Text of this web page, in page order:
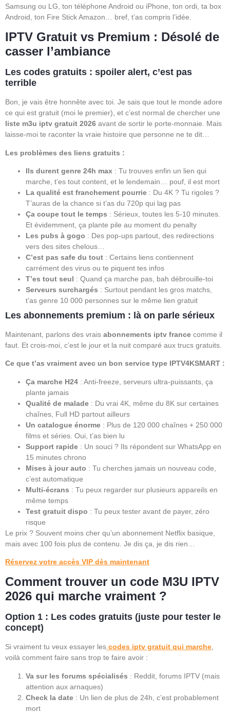
Samsung ou LG, ton téléphone Android ou iPhone, ton ordi, ta box
Android, ton Fire Stick Amazon… bref, t’as compris l’idée.
IPTV Gratuit vs Premium : Désolé de
casser l’ambiance
Les codes gratuits : spoiler alert, c’est pas
terrible
Bon, je vais être honnête avec toi. Je sais que tout le monde adore
ce qui est gratuit (moi le premier), et c’est normal de chercher une
liste m3u iptv gratuit 2026 avant de sortir le porte-monnaie. Mais
laisse-moi te raconter la vraie histoire que personne ne te dit…
Les problèmes des liens gratuits :
Ils durent genre 24h max : Tu trouves enfin un lien qui
marche, t’es tout content, et le lendemain… pouf, il est mort
La qualité est franchement pourrie : Du 4K ? Tu rigoles ?
T’auras de la chance si t’as du 720p qui lag pas
Ça coupe tout le temps : Sérieux, toutes les 5-10 minutes.
Et évidemment, ça plante pile au moment du penalty
Les pubs à gogo : Des pop-ups partout, des redirections
vers des sites chelous…
C’est pas safe du tout : Certains liens contiennent
carrément des virus ou te piquent tes infos
T’es tout seul : Quand ça marche pas, bah débrouille-toi
Serveurs surchargés : Surtout pendant les gros matchs,
t’as genre 10 000 personnes sur le même lien gratuit
Les abonnements premium : là on parle sérieux
Maintenant, parlons des vrais abonnements iptv france comme il
faut. Et crois-moi, c’est le jour et la nuit comparé aux trucs gratuits.
Ce que t’as vraiment avec un bon service type IPTV4KSMART :
Ça marche H24 : Anti-freeze, serveurs ultra-puissants, ça
plante jamais
Qualité de malade : Du vrai 4K, même du 8K sur certaines
chaînes, Full HD partout ailleurs
Un catalogue énorme : Plus de 120 000 chaînes + 250 000
films et séries. Oui, t’as bien lu
Support rapide : Un souci ? Ils répondent sur WhatsApp en
15 minutes chrono
Mises à jour auto : Tu cherches jamais un nouveau code,
c’est automatique
Multi-écrans : Tu peux regarder sur plusieurs appareils en
même temps
Test gratuit dispo : Tu peux tester avant de payer, zéro
risque
Le prix ? Souvent moins cher qu’un abonnement Netflix basique,
mais avec 100 fois plus de contenu. Je dis ça, je dis rien…
Réservez votre accès VIP dès maintenant
Comment trouver un code M3U IPTV
2026 qui marche vraiment ?
Option 1 : Les codes gratuits (juste pour tester le
concept)
Si vraiment tu veux essayer les codes iptv gratuit qui marche,
voilà comment faire sans trop te faire avoir :
Va sur les forums spécialisés : Reddit, forums IPTV (mais
attention aux arnaques)
Check la date : Un lien de plus de 24h, c’est probablement
mort